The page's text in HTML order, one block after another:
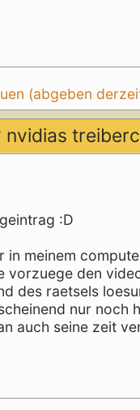
(abgeben
:D
in meinem
vorzuege den
des raetsels
nur
auch seine zeit